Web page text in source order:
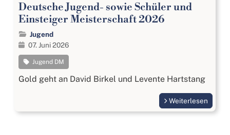
Deutsche Jugend- sowie Schüler und
Einsteiger Meisterschaft 2026
Jugend
07. Juni 2026
Jugend DM
Gold geht an David Birkel und Levente Hartstang
Weiterlesen